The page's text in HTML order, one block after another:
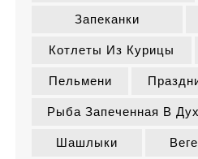
Запеканки
Котлеты Из Курицы
Пельмени
Рыба Запеченная В
Шашлыки